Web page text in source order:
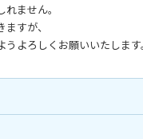
ません。
すが、
ろしくお願いいたします。